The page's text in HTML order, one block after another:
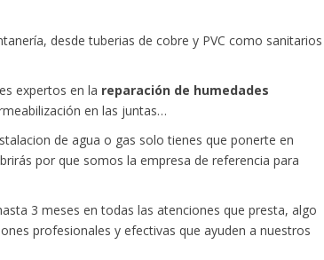
desde tuberias de cobre y PVC como sanitarios
expertos en la reparación de humedades
en las juntas…
de agua o gas solo tienes que ponerte en
por que somos la empresa de referencia para
3 meses en todas las atenciones que presta, algo
profesionales y efectivas que ayuden a nuestros